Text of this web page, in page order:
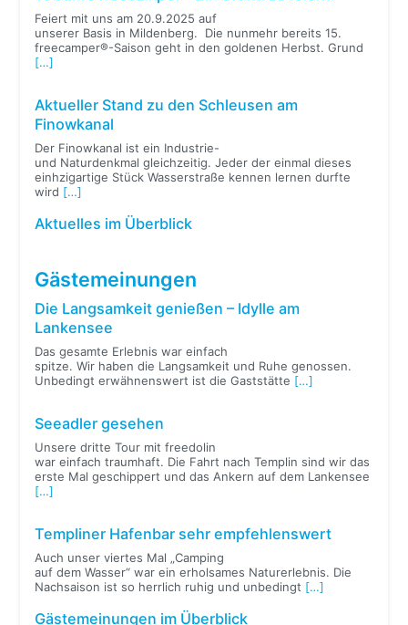
Feiert mit uns am 20.9.2025 auf
unserer Basis in Mildenberg. Die nunmehr bereits 15.
freecamper®-Saison geht in den goldenen Herbst. Grund
[…]
Aktueller Stand zu den Schleusen am
Finowkanal
Der Finowkanal ist ein Industrie-
und Naturdenkmal gleichzeitig. Jeder der einmal dieses
einhzigartige Stück Wasserstraße kennen lernen durfte
wird […]
Aktuelles im Überblick
Gästemeinungen
Die Langsamkeit genießen – Idylle am
Lankensee
Das gesamte Erlebnis war einfach
spitze. Wir haben die Langsamkeit und Ruhe genossen.
Unbedingt erwähnenswert ist die Gaststätte […]
Seeadler gesehen
Unsere dritte Tour mit freedolin
war einfach traumhaft. Die Fahrt nach Templin sind wir das
erste Mal geschippert und das Ankern auf dem Lankensee
[…]
Templiner Hafenbar sehr empfehlenswert
Auch unser viertes Mal „Camping
auf dem Wasser“ war ein erholsames Naturerlebnis. Die
Nachsaison ist so herrlich ruhig und unbedingt […]
Gästemeinungen im Überblick